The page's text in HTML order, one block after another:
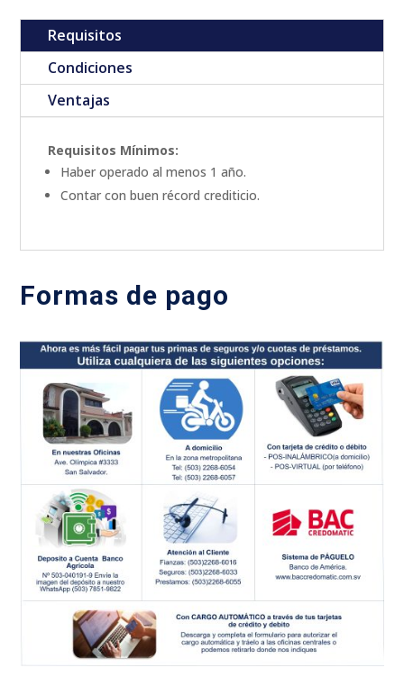
Requisitos
Condiciones
Ventajas
Requisitos Mínimos:
Haber operado al menos 1 año.
Contar con buen récord crediticio.
Formas de pago